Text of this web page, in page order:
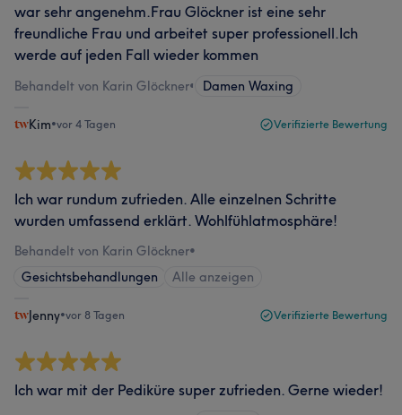
war sehr angenehm.Frau Glöckner ist eine sehr
freundliche Frau und arbeitet super professionell.Ich
werde auf jeden Fall wieder kommen
Behandelt von Karin Glöckner• Damen Waxing
Kim•vor 4 Tagen Verifizierte Bewertung
Ich war rundum zufrieden. Alle einzelnen Schritte
wurden umfassend erklärt. Wohlfühlatmosphäre!
Behandelt von Karin Glöckner•
Gesichtsbehandlungen
Alle anzeigen
Jenny•vor 8 Tagen Verifizierte Bewertung
Ich war mit der Pediküre super zufrieden. Gerne wieder!